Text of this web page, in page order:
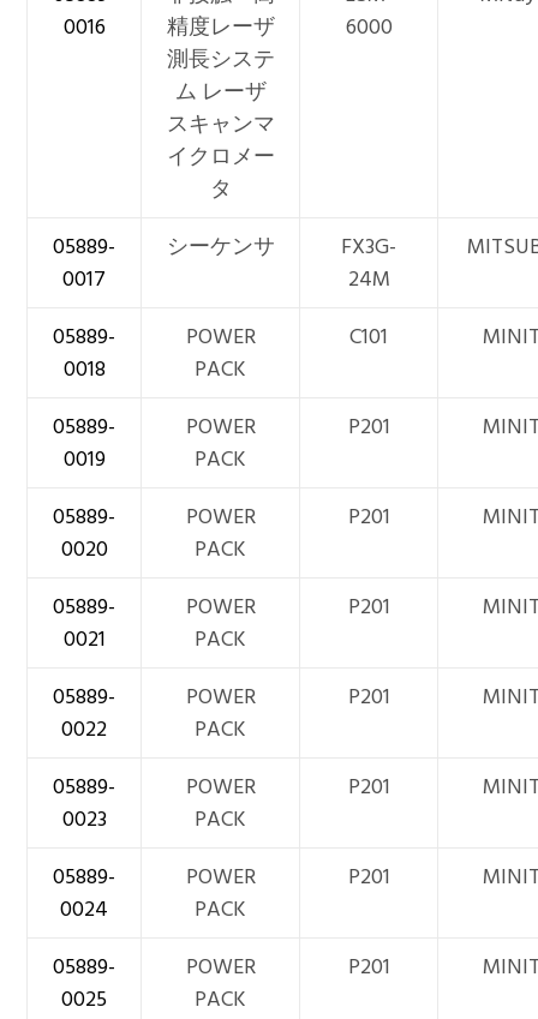
0016
精度レーザ
測長システ
ム レーザ
スキャンマ
イクロメー
タ
6000
05889-
0017
シーケンサ
FX3G-
24M
05889-
0018
POWER
PACK
C101
05889-
0019
POWER
PACK
P201
05889-
0020
POWER
PACK
P201
05889-
0021
POWER
PACK
P201
05889-
0022
POWER
PACK
P201
05889-
0023
POWER
PACK
P201
05889-
0024
POWER
PACK
P201
05889-
0025
POWER
PACK
P201